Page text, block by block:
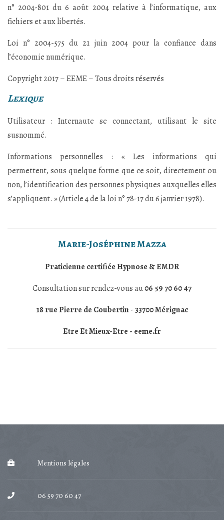
n° 2004-801 du 6 août 2004 relative à l’informatique, aux
fichiers et aux libertés.
Loi n° 2004-575 du 21 juin 2004 pour la confiance dans
l’économie numérique.
Copyright 2017 – EEME – Tous droits réservés
Lexique
Utilisateur : Internaute se connectant, utilisant le site
susnommé.
Informations personnelles : « Les informations qui
permettent, sous quelque forme que ce soit, directement ou
non, l’identification des personnes physiques auxquelles elles
s’appliquent. » (Article 4 de la loi n° 78-17 du 6 janvier 1978).
Marie-Joséphine Mazza
Praticienne certifiée Hypnose & EMDR
Consultation sur rendez-vous au06 59 70 60 47
18 rue Pierre de Coubertin-33700 Mérignac
Etre Et Mieux-Etre - eeme.fr
Mentions légales
06 59 70 60 47